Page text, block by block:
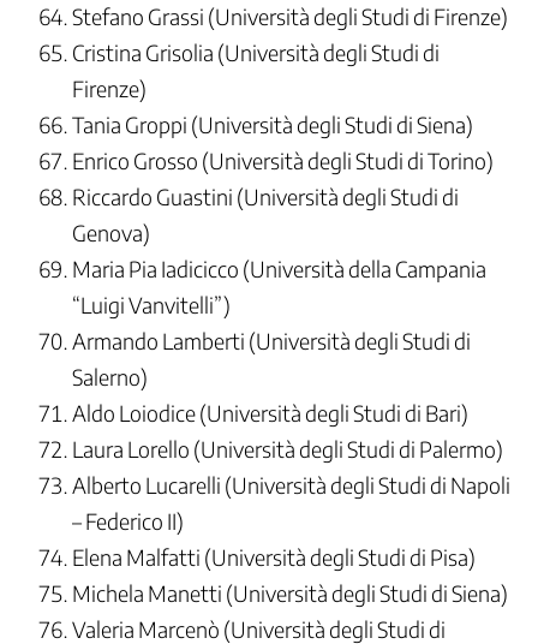
Stefano Grassi (Università degli Studi di Firenze)
Cristina Grisolia (Università degli Studi di
Firenze)
Tania Groppi (Università degli Studi di Siena)
Enrico Grosso (Università degli Studi di Torino)
Riccardo Guastini (Università degli Studi di
Genova)
Maria Pia Iadicicco (Università della Campania
“Luigi Vanvitelli”)
Armando Lamberti (Università degli Studi di
Salerno)
Aldo Loiodice (Università degli Studi di Bari)
Laura Lorello (Università degli Studi di Palermo)
Alberto Lucarelli (Università degli Studi di Napoli
– Federico II)
Elena Malfatti (Università degli Studi di Pisa)
Michela Manetti (Università degli Studi di Siena)
Valeria Marcenò (Università degli Studi di